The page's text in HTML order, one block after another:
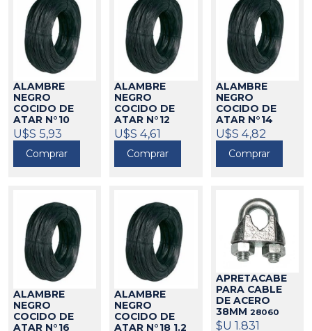
ALAMBRE
NEGRO
COCIDO DE
ATAR N°10
3.2MM (POR KG)
46039
U$S 5,93
Comprar
ALAMBRE
NEGRO
COCIDO DE
ATAR N°12
2.7MM (POR
KG)46038
U$S 4,61
Comprar
ALAMBRE
NEGRO
COCIDO DE
ATAR N°14
2MM (POR KG)
46002
U$S 4,82
Comprar
ALAMBRE
NEGRO
COCIDO DE
ATAR N°16
ALAMBRE
NEGRO
COCIDO DE
ATAR N°18 1.2
APRETACABE
PARA CABLE
DE ACERO
38MM 28060
$U 1.831